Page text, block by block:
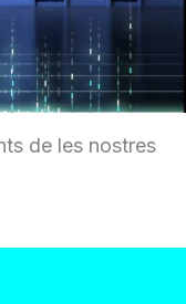
de les nostres